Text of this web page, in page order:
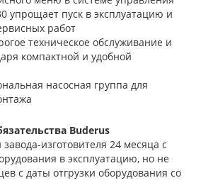
упрощает пуск в эксплуатацию и
работ
техническое обслуживание и
компактной и удобной
насосная группа для
Buderus
изготовителя 24 месяца с
в эксплуатацию, но не
с даты отгрузки оборудования со